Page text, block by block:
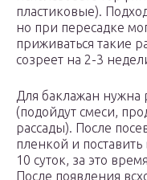
пластиковые).
но при пересадке
приживаться такие
созреет на 2-3
Для баклажан нужна
(подойдут смеси,
рассады). После
пленкой и поставить
10 суток, за это
После появления